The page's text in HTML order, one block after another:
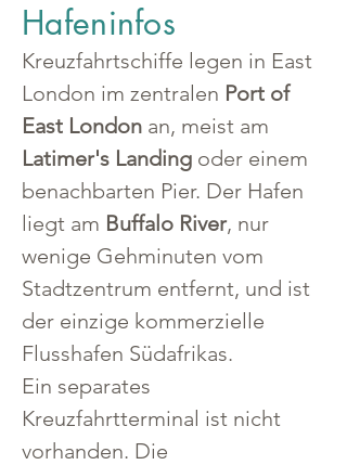
Hafeninfos
Kreuzfahrtschiffe legen in East
London im zentralen Port of
East London an, meist am
Latimer's Landing oder einem
benachbarten Pier. Der Hafen
liegt am Buffalo River, nur
wenige Gehminuten vom
Stadtzentrum entfernt, und ist
der einzige kommerzielle
Flusshafen Südafrikas.
Ein separates
Kreuzfahrtterminal ist nicht
vorhanden. Die